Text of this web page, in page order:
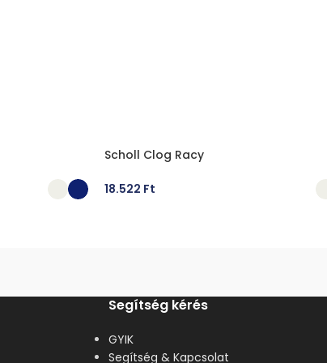
Scholl Clog Racy
18.522 Ft
Segítség kérés
GYIK
Segítség & Kapcsolat